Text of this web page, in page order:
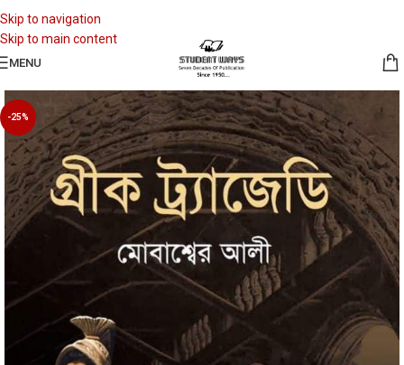
Skip to navigation
Skip to main content
MENU
-25%